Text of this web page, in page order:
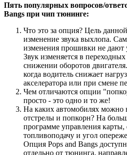
Пять популярных вопросов/
Bangs при чип тюнинге:
Что это за опция? Цель
изменение звука выхлопа.
изменения прошивки не дают
Звук изменяется в
снижении оборотов
когда водитель снижает
акселератора или при смене
Чем отличаются опции
просто - это одно и то же!
На каких автомобилях можно
отстрелы и попкорн? На
программе управления карты,
топливоподачу и угол
Опция Pops and Bangs
отдельно от тюнинга,